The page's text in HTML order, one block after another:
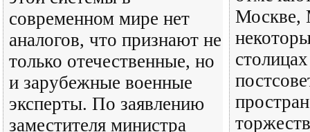
современном мире нет
аналогов, что признают не
только отечественные, но
и зарубежные военные
эксперты. По заявлению
заместителя министра
Москве,